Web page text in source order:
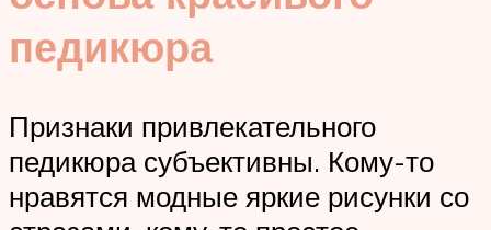
педикюра
Признаки привлекательного
педикюра субъективны. Кому-то
нравятся модные яркие рисунки со